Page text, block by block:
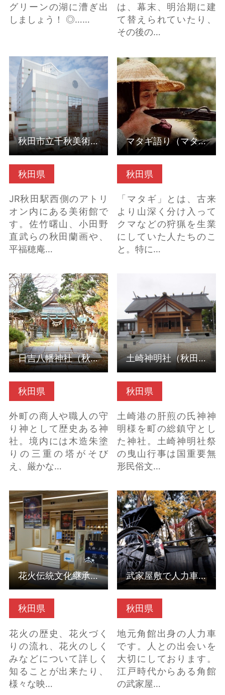
グリーンの湖に漕ぎ出
しましょう！ ◎……
は、幕末、明治期に建
て替えられていたり、
その後の…
秋田県
JR秋田駅西側のアトリ
オン内にある美術館で
す。佐竹曙山、小田野
直武らの秋田蘭画や、
平福穂庵…
秋田市立千秋美術館
（秋田県秋田市） の詳
細はこちら
秋田市立千秋美術館（秋田県秋田市）
秋田県
「マタギ」とは、古来
より山深く分け入って
クマなどの狩猟を生業
にしていた人たちのこ
と。特に…
マタギ語り（マタギ学
校） の詳細はこちら
マタギ語り（マタギ学校）
秋田県
外町の商人や職人の守
り神として歴史ある神
社。境内には木造朱塗
りの三重の塔がそび
え、厳かな…
日吉八幡神社（秋田県
秋田市） の詳細はこち
ら
日吉八幡神社（秋田県秋田市）
秋田県
土崎港の肝煎の氏神神
明様を町の総鎮守とし
た神社。土崎神明社祭
の曳山行事は国重要無
形民俗文…
田市） の詳細はこちら
土崎神明社（秋田県秋田市）
秋田県
花火の歴史、花火づく
りの流れ、花火のしく
みなどについて詳しく
知ることが出来たり、
様々な映…
花火伝統文化継承資料
館ーはなび・アムー
（秋田県大仙市） の詳
細はこちら
花火伝統文化継承資料館ーはなび・アムー（秋田県大仙市）
秋田県
地元角館出身の人力車
です。人との出会いを
大切にしております。
江戸時代からある角館
の武家屋…
武家屋敷で人力車体験
の詳細はこちら
武家屋敷で人力車体験